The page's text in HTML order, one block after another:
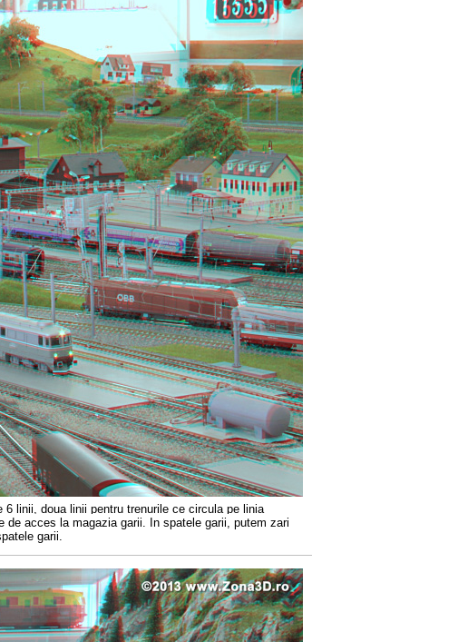
linii, doua linii pentru trenurile ce circula pe linia
acces la magazia garii. In spatele garii, putem zari
garii.